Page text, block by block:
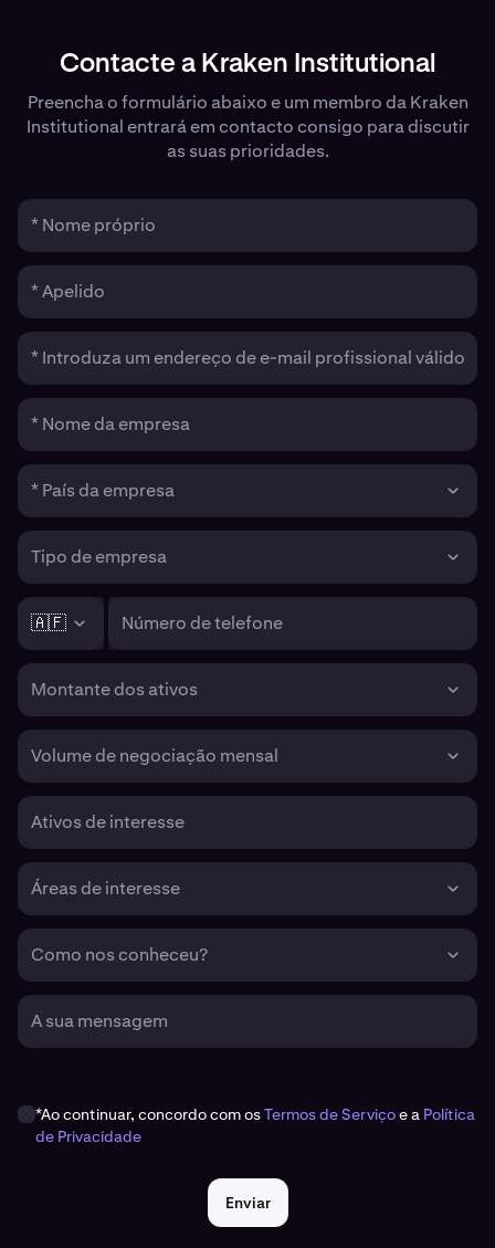
Contacte a Kraken Institutional
Preencha o formulário abaixo e um membro da Kraken
Institutional entrará em contacto consigo para discutir
as suas prioridades.
* Nome próprio
* Apelido
* Introduza um endereço de e-mail profissional válido
* Nome da empresa
* País da empresa
Tipo de empresa
🇦🇫 Número de telefone
Montante dos ativos
Volume de negociação mensal
Ativos de interesse
Áreas de interesse
Como nos conheceu?
A sua mensagem
*Ao continuar, concordo com osTermos de Serviçoe a Política
de Privacidade
Enviar